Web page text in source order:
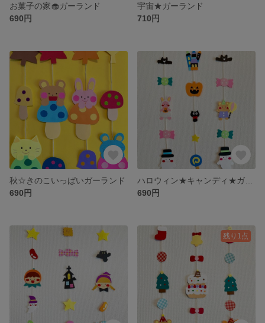
お菓子の家🧁ガーランド
690円
宇宙★ガーランド
710円
秋☆きのこいっぱいガーランド
690円
690円
残り1点